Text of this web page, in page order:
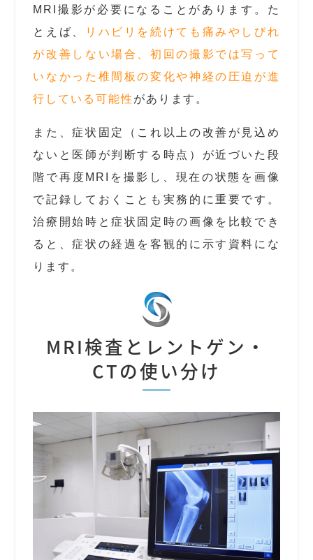
MRI撮影が必要になることがあります。た
とえば、
リハビリを続けても痛みやしびれ
が改善しない場合、初回の撮影では写って
いなかった椎間板の変化や神経の圧迫が進
行している可能性 があります。
また、症状固定（これ以上の改善が見込め
ないと医師が判断する時点）が近づいた段
階で再度MRIを撮影し、現在の状態を画像
で記録しておくことも実務的に重要です。
治療開始時と症状固定時の画像を比較でき
ると、症状の経過を客観的に示す資料にな
ります。
MRI検査とレントゲン・
CTの使い分け